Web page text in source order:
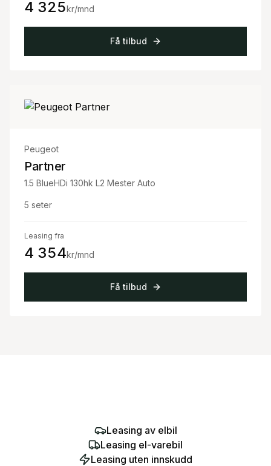
4 325kr/mnd
Få tilbud
Peugeot
Partner
1.5 BlueHDi 130hk L2 Mester Auto
5 seter
Leasing fra
4 354kr/mnd
Få tilbud
Leasing av elbil
Leasing el-varebil
Leasing uten innskudd